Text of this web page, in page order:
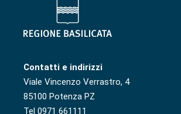
Contatti e indirizzi
Viale Vincenzo Verrastro, 4
85100 Potenza PZ
Tel 0971 661111